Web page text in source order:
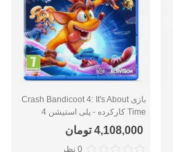
بازی Crash Bandicoot 4: It's About
Time کارکرده - پلی استیشن 4
4,108,000 تومان
0 نظر